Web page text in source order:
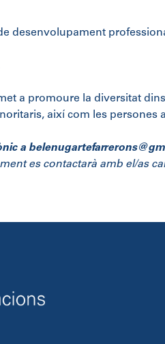
desenvolupament
a promoure la diversitat
així com les persones
a
es contactarà amb el/as